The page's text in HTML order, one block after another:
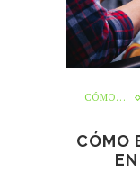
CÓMO…
CÓMO